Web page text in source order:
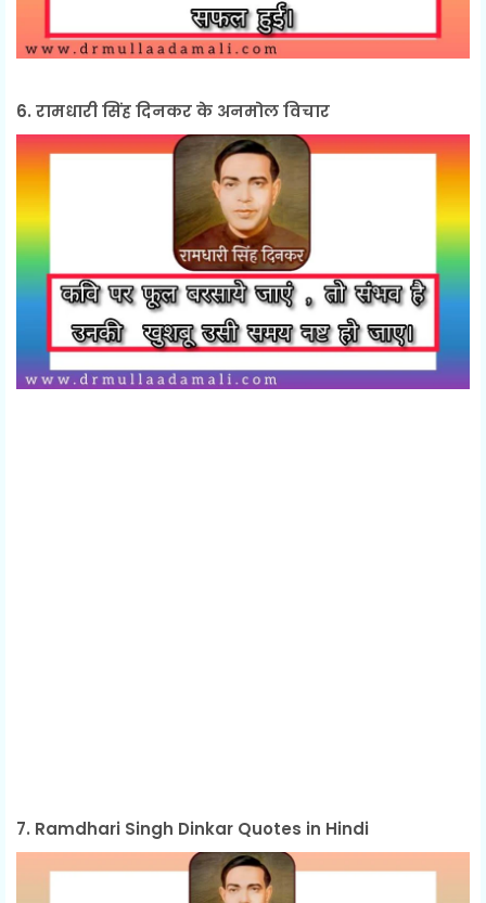
6. रामधारी सिंह दिनकर के अनमोल विचार
7. Ramdhari Singh Dinkar Quotes in Hindi